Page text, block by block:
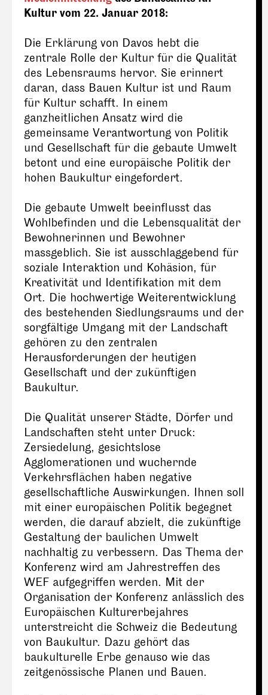
Kultur vom 22. Januar 2018:
Die Erklärung von Davos hebt die
zentrale Rolle der Kultur für die Qualität
des Lebensraums hervor. Sie erinnert
daran, dass Bauen Kultur ist und Raum
für Kultur schafft. In einem
ganzheitlichen Ansatz wird die
gemeinsame Verantwortung von Politik
und Gesellschaft für die gebaute Umwelt
betont und eine europäische Politik der
hohen Baukultur eingefordert.
Die gebaute Umwelt beeinflusst das
Wohlbefinden und die Lebensqualität der
Bewohnerinnen und Bewohner
massgeblich. Sie ist ausschlaggebend für
soziale Interaktion und Kohäsion, für
Kreativität und Identifikation mit dem
Ort. Die hochwertige Weiterentwicklung
des bestehenden Siedlungsraums und der
sorgfältige Umgang mit der Landschaft
gehören zu den zentralen
Herausforderungen der heutigen
Gesellschaft und der zukünftigen
Baukultur.
Die Qualität unserer Städte, Dörfer und
Landschaften steht unter Druck:
Zersiedelung, gesichtslose
Agglomerationen und wuchernde
Verkehrsflächen haben negative
gesellschaftliche Auswirkungen. Ihnen soll
mit einer europäischen Politik begegnet
werden, die darauf abzielt, die zukünftige
Gestaltung der baulichen Umwelt
nachhaltig zu verbessern. Das Thema der
Konferenz wird am Jahrestreffen des
WEF aufgegriffen werden. Mit der
Organisation der Konferenz anlässlich des
Europäischen Kulturerbejahres
unterstreicht die Schweiz die Bedeutung
von Baukultur. Dazu gehört das
baukulturelle Erbe genauso wie das
zeitgenössische Planen und Bauen.